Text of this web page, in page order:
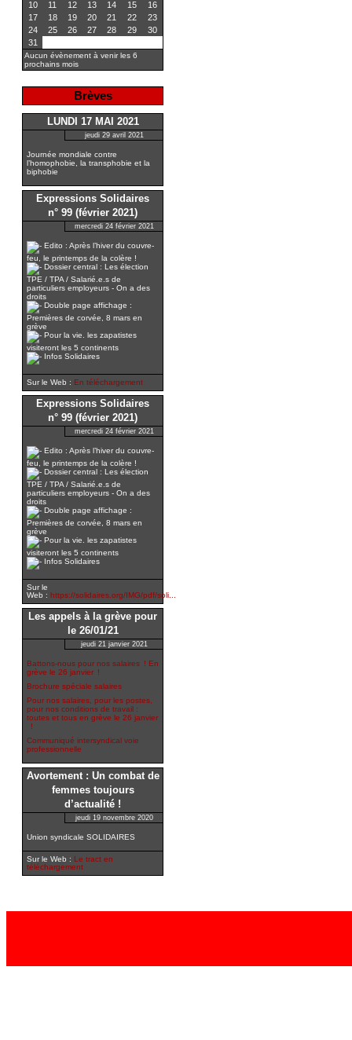
10 11 12 13 14 15
16
17
18 19 20 21 22
23
24
25 26 27 28 29
30
31
Aucun évènement à venir les 6
prochains mois
Brèves
LUNDI 17 MAI 2021
jeudi 29 avril 2021
Journée mondiale contre
l’homophobie, la transphobie et la
biphobie
Expressions Solidaires
n° 99 (février 2021)
mercredi 24 février 2021
Edito : Après l’hiver du couvre-
feu, le printemps de la colère !
Dossier central : Les élection
TPE / TPA / Salarié.e.s de
particuliers employeurs - On a des
droits
Double page affichage :
Premières de corvée, 8 mars en
grève
Pour la vie. les zapatistes
visiteront les 5 continents
Infos Solidaires
Sur le Web : En téléchargement
Expressions Solidaires
n° 99 (février 2021)
mercredi 24 février 2021
Edito : Après l’hiver du couvre-
feu, le printemps de la colère !
Dossier central : Les élection
TPE / TPA / Salarié.e.s de
particuliers employeurs - On a des
droits
Double page affichage :
Premières de corvée, 8 mars en
grève
Pour la vie. les zapatistes
visiteront les 5 continents
Infos Solidaires
Sur le
Web : https://solidaires.org/IMG/pdf/soli...
Les appels à la grève pour
le 26/01/21
jeudi 21 janvier 2021
Battons-nous pour nos salaires ! En
grève le 26 janvier !
Brochure spéciale salaires
Pour nos salaires, pour les postes,
pour nos conditions de travail :
toutes et tous en grève le 26 janvier
!
Communiqué intersyndical voie
professionnelle
Avortement : Un combat de
femmes toujours
d’actualité !
jeudi 19 novembre 2020
Union syndicale SOLIDAIRES
Sur le Web : Le tract en
téléchargement